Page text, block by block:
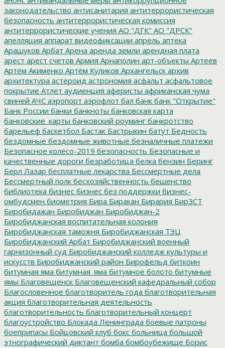
законодательство антисанитария антитеррористическая
безопасность антитеррористическая комиссия
антитеррористические учения АО "ДГК" АО "ДРСК"
апелляция аппарат видеофиксации апрель аптека
Арашуков Арбат Арена аренда земли арендная плата
арест арест счетов Армия Арнаполин арт-объекты Артеев
Артём Акименко Артём Куликов Архангельск архив
архитектура астероид астрономия асфальт асфальтовое
покрытие Атлет аудиенция аферисты африканская чума
свиней АЧС аэропорт аэрофлот бал банк банк "Открытие"
Банк России банки банкноты банковская карта
банковские_карты банковский роуминг банкротство
барельеф баскетбол Бастак Бастрыкин батут Бедность
бездомные бездомные животные безналичные платежи
Безопасное колесо-2019 безопасность Безопасные и
качественные дороги безработица белка бензин Беринг
Берл Лазар бесплатные лекарства Бессмертные дела
Бессмертный полк бесхозяйственность бешенство
библиотека бизнес бизнес без поддержки бизнес-
омбудсмен биометрия Бира Биракан Бирария БирЗСТ
Биробидажан Биробиджан Биробиджан-2
Биробиджанская воспитательная колония
Биробиджанская таможня Биробиджанская ТЭЦ
Биробиджанский Арбат Биробиджанский военный
гарнизонный суд Биробиджанский колледж культуры и
искусств Биробиджанский район Бирофельд биткоин
битумная яма битумная_яма битумное болото битумные
ямы Благовещенск Благовещенский кафедральный собор
Благословенное благотворитель года благотворительная
акция благотворительная деятельность
благотворительность благотворительный концерт
благоустройство Блокада Ленинграда боевые патроны
боеприпасы Бойцовский клуб бокс больница большой
этнографический диктант бомба бомбоубежище Борис